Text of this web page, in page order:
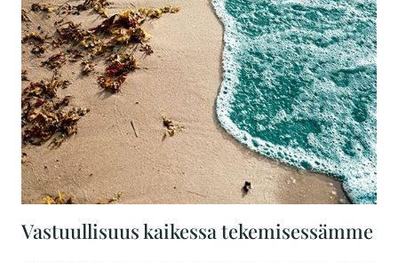
Vastuullisuus kaikessa tekemisessämme